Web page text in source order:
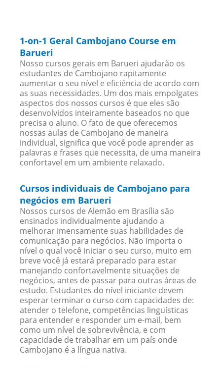
1-on-1 Geral Cambojano Course em
Barueri
Nosso cursos gerais em Barueri ajudarão os
estudantes de Cambojano rapitamente
aumentar o seu nível e eficiência de acordo com
as suas necessidades. Um dos mais empolgates
aspectos dos nossos cursos é que eles são
desenvolvidos inteiramente baseados no que
precisa o aluno. O fato de que oferecemos
nossas aulas de Cambojano de maneira
individual, significa que você pode aprender as
palavras e frases que necessita, de uma maneira
confortavel em um ambiente relaxado.
Cursos individuais de Cambojano para
negócios em Barueri
Nossos cursos de Alemão em Brasília são
ensinados individualmente ajudando a
melhorar imensamente suas habilidades de
comunicação para negócios. Não importa o
nível o qual você iniciar o seu curso, muito em
breve você já estará preparado para estar
manejando confortavelmente situações de
negócios, antes de passar para outras áreas de
estudo. Estudantes do nível iniciante devem
esperar terminar o curso com capacidades de:
atender o telefone, competências linguísticas
para entender e responder um e-mail, bem
como um nível de sobrevivência, e com
capacidade de trabalhar em um país onde
Cambojano é a língua nativa.